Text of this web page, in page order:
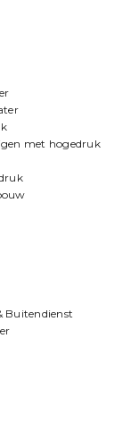
met hogedruk
Buitendienst